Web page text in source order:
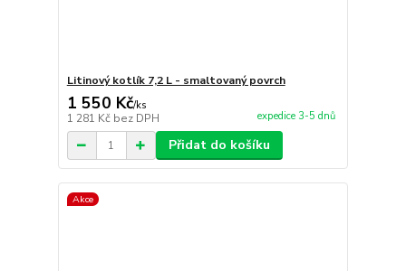
Litinový kotlík 7,2 L - smaltovaný povrch
1 550 Kč/ks
1 281 Kč bez DPH expedice 3-5 dnů
Přidat do košíku
Akce